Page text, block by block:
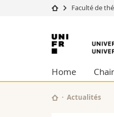
Université
Recherche
Université
Formation
Faculté de
de
Fribourg
Home
Actualités